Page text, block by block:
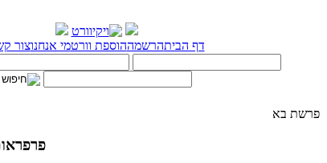
דף הביתהרשמההוספת וורטמי אנחנוצור
פרשת בא